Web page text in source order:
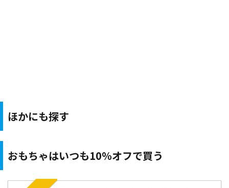
ほかにも探す
おもちゃはいつも10％オフで買う